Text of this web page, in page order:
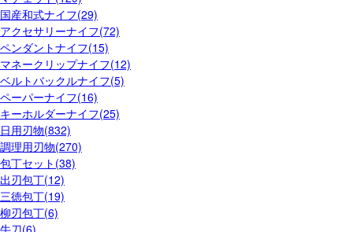
国産和式ナイフ(29)
アクセサリーナイフ(72)
ペンダントナイフ(15)
マネークリップナイフ(12)
ベルトバックルナイフ(5)
ペーパーナイフ(16)
キーホルダーナイフ(25)
日用刃物(832)
調理用刃物(270)
包丁セット(38)
出刃包丁(12)
三徳包丁(19)
柳刃包丁(6)